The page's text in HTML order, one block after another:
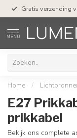
Gratis verzending
MENU
Home /
E27
prikkabel
Bekijk ons ​​complete